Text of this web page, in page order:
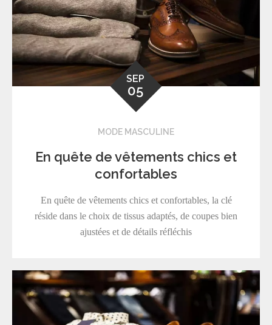
SEP
05
MODE MASCULINE
En quête de vêtements chics et
confortables
En quête de vêtements chics et confortables, la clé
réside dans le choix de tissus adaptés, de coupes bien
ajustées et de détails réfléchis